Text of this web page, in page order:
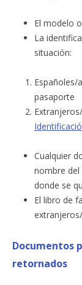
El modelo
La
situación:
Españoles/
pasaporte
Cualquier
nombre del
donde se
El libro de
Documentos
retornados